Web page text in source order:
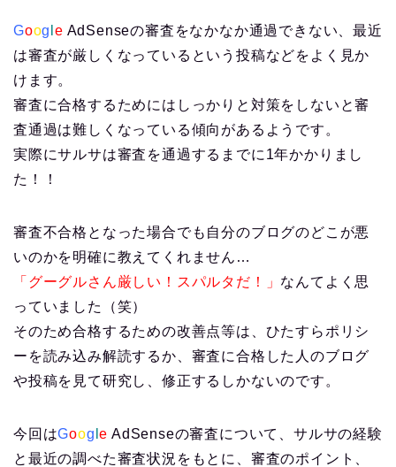
Goog le AdSenseの審査をなかなか通過できない、最近
は審査が厳しくなっているという投稿などをよく見か
けます。
審査に合格するためにはしっかりと対策をしないと審
査通過は難しくなっている傾向があるようです。
実際にサルサは審査を通過するまでに1年かかりまし
た！！
審査不合格となった場合でも自分のブログのどこが悪
いのかを明確に教えてくれません…
「グーグルさん厳しい！スパルタだ！」 なんてよく思
っていました（笑）
そのため合格するための改善点等は、ひたすらポリシ
ーを読み込み解読するか、審査に合格した人のブログ
や投稿を見て研究し、修正するしかないのです。
今回はGoog le AdSenseの審査について、サルサの経験
と最近の調べた審査状況をもとに、審査のポイント、